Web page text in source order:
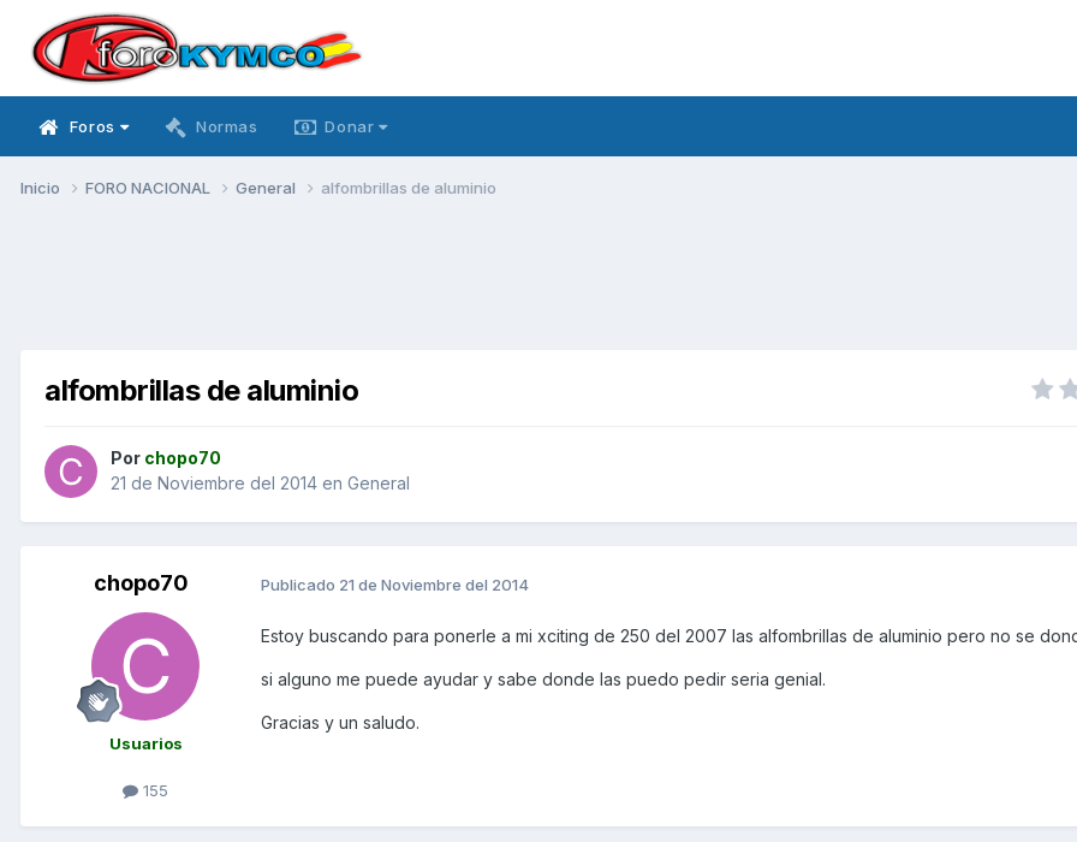
Foros Normas Donar
Inicio FORO NACIONAL General alfombrillas de aluminio
alfombrillas de aluminio
Por chopo70
21 de Noviembre del 2014 en General
chopo70
Usuarios
155
Publicado 21 de Noviembre del 2014
Estoy buscando para ponerle a mi xciting de 250 del 2007 las alfombrillas de aluminio pero no se
si alguno me puede ayudar y sabe donde las puedo pedir seria genial.
Gracias y un saludo.